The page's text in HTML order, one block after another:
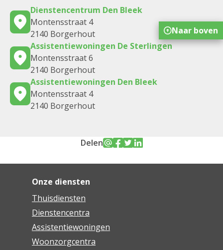
Dienstencentrum Den Bleek
Montensstraat 4
2140 Borgerhout
Assistentiewoningen De Sterlingen
Montensstraat 6
2140 Borgerhout
Assistentiewoningen Den Bleek
Montensstraat 4
2140 Borgerhout
Delen
Onze diensten
Thuisdiensten
Dienstencentra
Assistentiewoningen
Woonzorgcentra
Naar boven